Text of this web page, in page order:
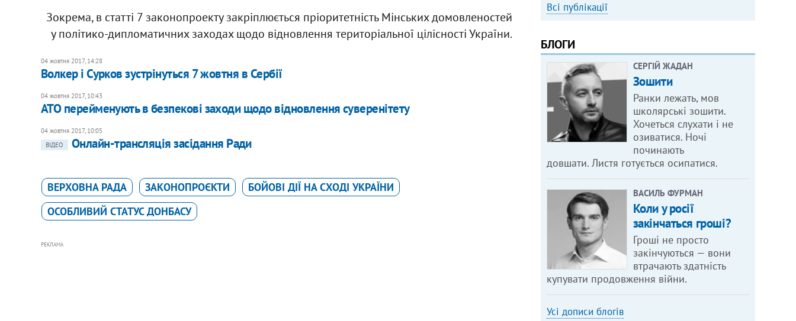
Зокрема, в статті 7 законопроекту закріплюється пріоритетність Мінських домовленостей
у політико-дипломатичних заходах щодо відновлення територіальної цілісності України.
04 жовтня 2017, 14:28
Волкер і Сурков зустрінуться 7 жовтня в Сербії
04 жовтня 2017, 10:43
АТО перейменують в безпекові заходи щодо відновлення суверенітету
04 жовтня 2017, 10:05
ВІДЕО
Онлайн-трансляція засідання Ради
ВЕРХОВНА РАДА ЗАКОНОПРОЄКТИ
БОЙОВІ ДІЇ НА СХОДІ УКРАЇНИ
ОСОБЛИВИЙ СТАТУС ДОНБАСУ
РЕКЛАМА
Всі публікації
БЛОГИ
СЕРГІЙ ЖАДАН
Зошити
Ранки лежать, мов
школярські зошити.
Хочеться слухати і не
озиватися. Ночі
починають
довшати. Листя готується осипатися.
ВАСИЛЬ ФУРМАН
Коли у росії
закінчаться гроші?
Гроші не просто
закінчуються — вони
втрачають здатність
купувати продовження війни.
Усі дописи блогів